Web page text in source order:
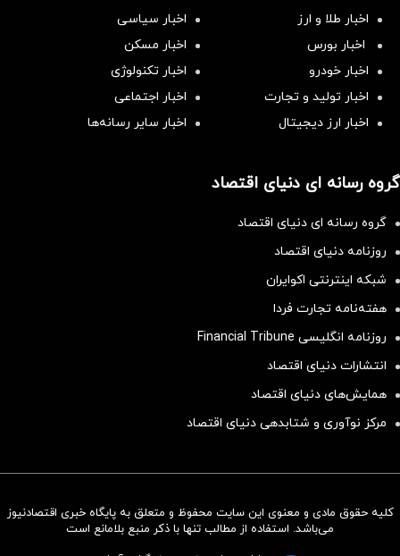
سرمایه‌گذاری همسنگ با شاخص
اخبار طلا و ارز
اخبار سیاسی
اخبار بورس
اخبار مسکن
اخبار خودرو
اخبار تکنولوژی
اخبار تولید و تجارت
اخبار اجتماعی
اخبار ارز دیجیتال
اخبار سایر رسانه‌‌ها
گروه رسانه ای دنیای اقتصاد
گروه رسانه ای دنیای اقتصاد
روزنامه دنیای اقتصاد
شبکه اینترنتی اکوایران
هفته‌نامه تجارت فردا
روزنامه انگلیسی Financial Tribune
انتشارات دنیای اقتصاد
همایش‌های دنیای اقتصاد
مرکز نوآوری و شتابدهی دنیای اقتصاد
کلیه حقوق مادی و معنوی این سایت محفوظ و متعلق به پایگاه خبری اقتصادنیوز
می‌باشد. استفاده از مطالب تنها با ذکر منبع بلامانع است